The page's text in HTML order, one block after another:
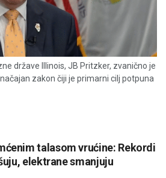
države Illinois, JB Pritzker, zvanično je
zakon čiji je primarni cilj potpuna
talasom vrućine: Rekordi
elektrane smanjuju